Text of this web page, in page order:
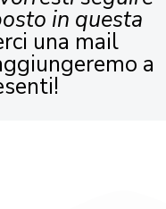
in questa
una mail
a